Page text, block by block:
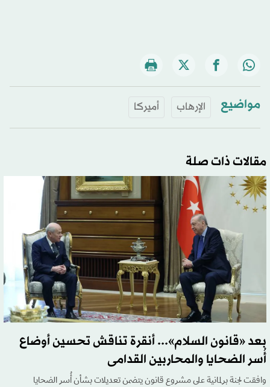
مواضيع الإرهاب أميركا
مقالات ذات صلة
بعد «قانون السلام»... أنقرة تناقش تحسين أوضاع
أُسر الضحايا والمحاربين القدامى
وافقت لجنة برلمانية على مشروع قانون يتضمن تعديلات بشأن أُسر الضحايا